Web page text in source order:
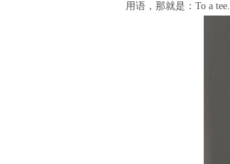
用语，那就是：To a tee.